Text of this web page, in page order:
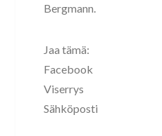
Bergmann.
Jaa tämä:
Facebook
Viserrys
Sähköposti